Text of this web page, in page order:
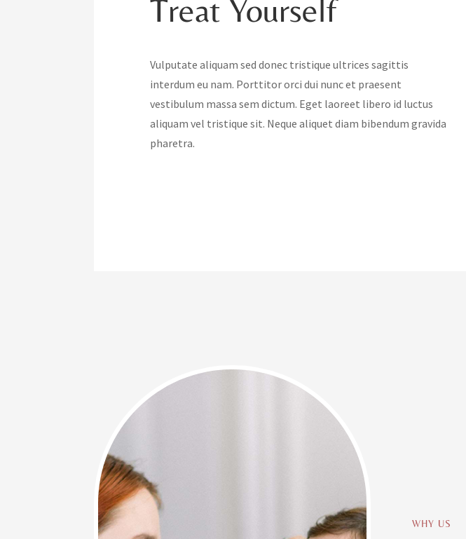
Treat Yourself
Vulputate aliquam sed donec tristique ultrices sagittis
interdum eu nam. Porttitor orci dui nunc et praesent
vestibulum massa sem dictum. Eget laoreet libero id luctus
aliquam vel tristique sit. Neque aliquet diam bibendum gravida
pharetra.
WHY US